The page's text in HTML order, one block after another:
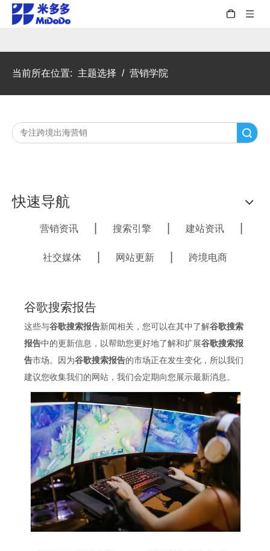
当前所在位置: 主题选择 / 营销学院
快速导航
营销资讯 搜索引擎 建站资讯
社交媒体 网站更新 跨境电商
谷歌搜索报告
这些与谷歌搜索报告新闻相关，您可以在其中了解谷歌搜索
报告中的更新信息，以帮助您更好地了解和扩展谷歌搜索报
告市场。因为谷歌搜索报告的市场正在发生变化，所以我们
建议您收集我们的网站，我们会定期向您展示最新消息。